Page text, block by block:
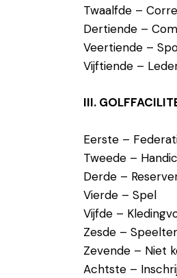
Twaalfde –
Dertiende –
Veertiende –
Vijftiende –
III.
Eerste –
Tweede –
Derde –
Vierde – Spel
Vijfde –
Zesde –
Zevende – Niet
Achtste –